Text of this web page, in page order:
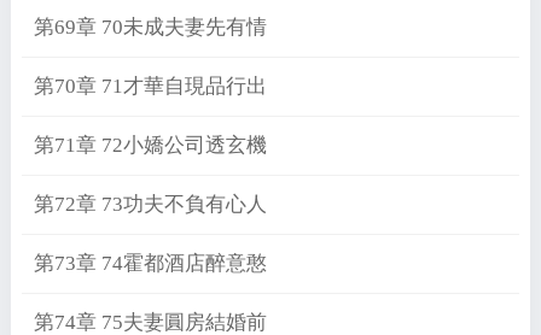
第69章 70未成夫妻先有情
第70章 71才華自現品行出
第71章 72小嬌公司透玄機
第72章 73功夫不負有心人
第73章 74霍都酒店醉意憨
第74章 75夫妻圓房結婚前